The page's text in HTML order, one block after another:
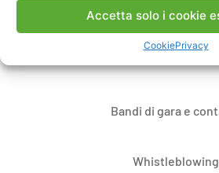
Accetta solo i cookie
CookiePrivacy
Note Legali
Bandi di gara e
Whistleblowing